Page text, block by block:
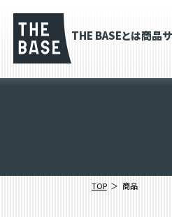
THE BASEとは商品
TOP 商品